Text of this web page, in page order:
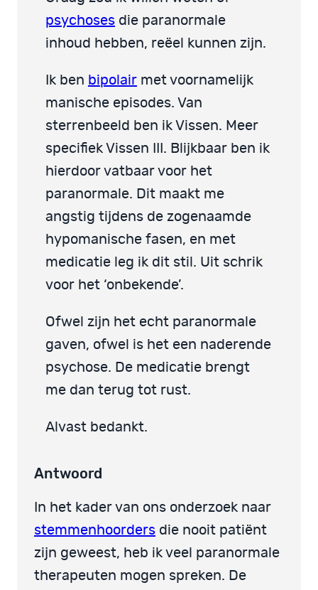
psychoses die paranormale
inhoud hebben, reëel kunnen zijn.
Ik ben bipolair met voornamelijk
manische episodes. Van
sterrenbeeld ben ik Vissen. Meer
specifiek Vissen III. Blijkbaar ben ik
hierdoor vatbaar voor het
paranormale. Dit maakt me
angstig tijdens de zogenaamde
hypomanische fasen, en met
medicatie leg ik dit stil. Uit schrik
voor het ‘onbekende’.
Ofwel zijn het echt paranormale
gaven, ofwel is het een naderende
psychose. De medicatie brengt
me dan terug tot rust.
Alvast bedankt.
Antwoord
In het kader van ons onderzoek naar
stemmenhoorders die nooit patiënt
zijn geweest, heb ik veel paranormale
therapeuten mogen spreken. De